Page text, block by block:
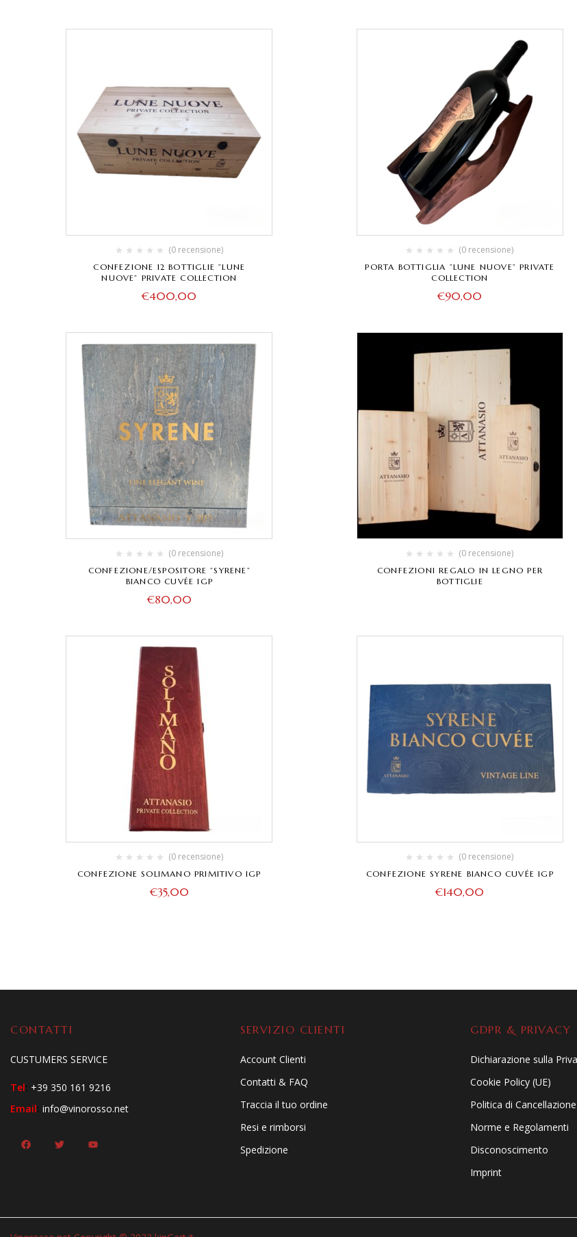
(0 recensione)
CONFEZIONE 12 BOTTIGLIE ”LUNE
NUOVE” PRIVATE COLLECTION
€400,00
(0 recensione)
PORTA BOTTIGLIA ”LUNE NUOVE” PRIVATE
COLLECTION
€90,00
(0 recensione)
CONFEZIONE/ESPOSITORE ”SYRENE”
BIANCO CUVÉE IGP
€80,00
(0 recensione)
CONFEZIONI REGALO IN LEGNO PER
BOTTIGLIE
(0 recensione)
CONFEZIONE SOLIMANO PRIMITIVO IGP
€35,00
(0 recensione)
CONFEZIONE SYRENE BIANCO CUVÉE IGP
€140,00
CONTATTI
CUSTUMERS SERVICE
Tel: +39 350 161 9216
Email: info@vinorosso.net
SERVIZIO CLIENTI
Account Clienti
Contatti & FAQ
Traccia il tuo ordine
Resi e rimborsi
Spedizione
GDPR & PRIVACY
Dichiarazione sulla
Cookie Policy (UE)
Politica di Cancellazione
Norme e Regolamenti
Disconoscimento
Imprint
UNISCITI A NOI!
Per te subito un buono sconto del
conoscere le offerte esclusive. Riceverai subito un
Invia